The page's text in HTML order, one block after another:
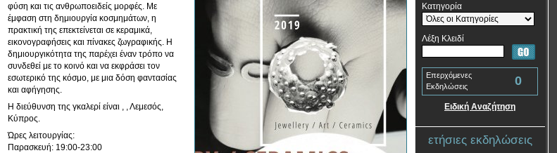
φύση και τις ανθρωποειδείς μορφές. Με
έμφαση στη δημιουργία κοσμημάτων, η
πρακτική της επεκτείνεται σε κεραμικά,
εικονογραφήσεις και πίνακες ζωγραφικής. Η
δημιουργικότητα της παρέχει έναν τρόπο να
συνδεθεί με το κοινό και να εκφράσει τον
εσωτερικό της κόσμο, με μια δόση φαντασίας
και αφήγησης.
Η διεύθυνση της γκαλερί είναι , , Λεμεσός,
Κύπρος.
Ώρες λειτουργίας:
Παρασκευή: 19:00-23:00
Κατηγορία
Λέξη Κλειδί
Επερχόμενες
Εκδηλώσεις
0
Ειδική Αναζήτηση
ετήσιες εκδηλώσεις